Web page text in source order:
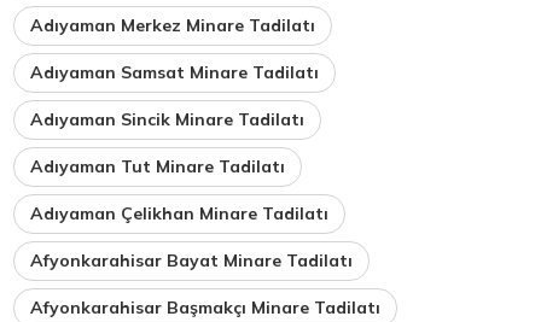
Adıyaman Merkez Minare Tadilatı
Adıyaman Samsat Minare Tadilatı
Adıyaman Sincik Minare Tadilatı
Adıyaman Tut Minare Tadilatı
Adıyaman Çelikhan Minare Tadilatı
Afyonkarahisar Bayat Minare Tadilatı
Afyonkarahisar Başmakçı Minare Tadilatı